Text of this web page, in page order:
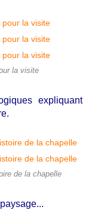
la visite
expliquant
de la chapelle